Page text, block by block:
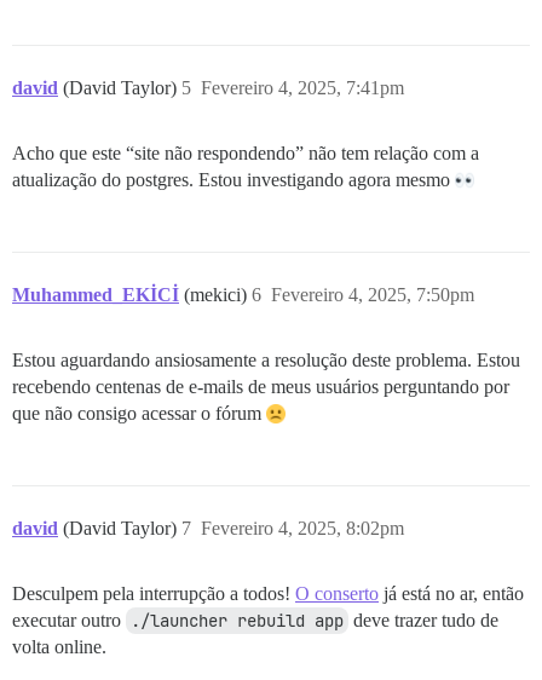
david (David Taylor) Fevereiro 4, 2025, 7:41pm
5
Acho que este “site não respondendo” não tem relação com a
atualização do postgres. Estou investigando agora mesmo
Muhammed_EKİCİ (mekici) Fevereiro 4, 2025, 7:50pm
6
Estou aguardando ansiosamente a resolução deste problema. Estou
recebendo centenas de e-mails de meus usuários perguntando por
que não consigo acessar o fórum
david (David Taylor) Fevereiro 4, 2025, 8:02pm
7
Desculpem pela interrupção a todos! O conserto já está no ar, então
executar outro
./launcher rebuild app deve trazer tudo de
volta online.